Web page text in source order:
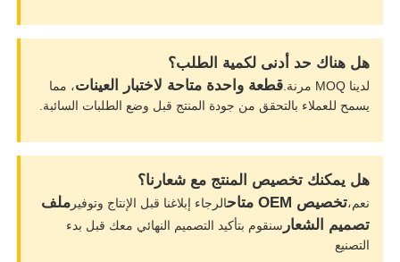
هل هناك حد أدنى لكمية الطلب؟
لدينا MOQ مرنة. قطعة واحدة متاحة لاختبار العينات، مما
يسمح للعملاء بالتحقق من جودة المنتج قبل وضع الطلبات السائبة.
هل يمكنك تخصيص المنتج مع شعارنا؟
نعم،تخصيص OEM متاح الرجاء إبلاغنا قبل الإنتاج وتوفيرملف
تصميم الشعار سنقوم بتأكيد التصميم النهائي معك قبل بدء
التصنيع